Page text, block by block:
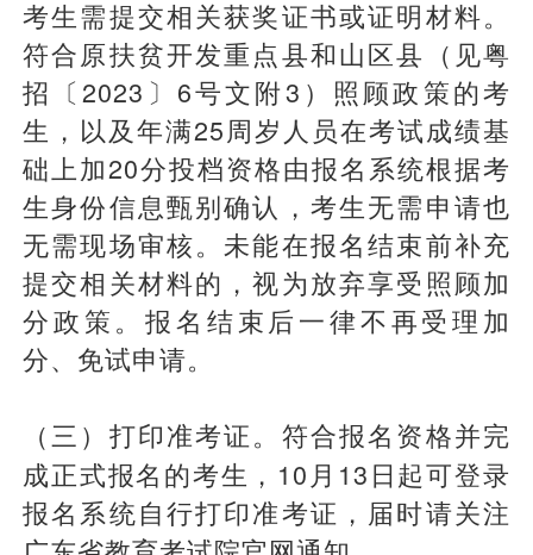
考生需提交相关获奖证书或证明材料。
符合原扶贫开发重点县和山区县（见粤
招〔2023〕6号文附3）照顾政策的考
生，以及年满25周岁人员在考试成绩基
础上加20分投档资格由报名系统根据考
生身份信息甄别确认，考生无需申请也
无需现场审核。未能在报名结束前补充
提交相关材料的，视为放弃享受照顾加
分政策。报名结束后一律不再受理加
分、免试申请。
（三）打印准考证。 符合报名资格并完
成正式报名的考生，10月13日起可登录
报名系统自行打印准考证，届时请关注